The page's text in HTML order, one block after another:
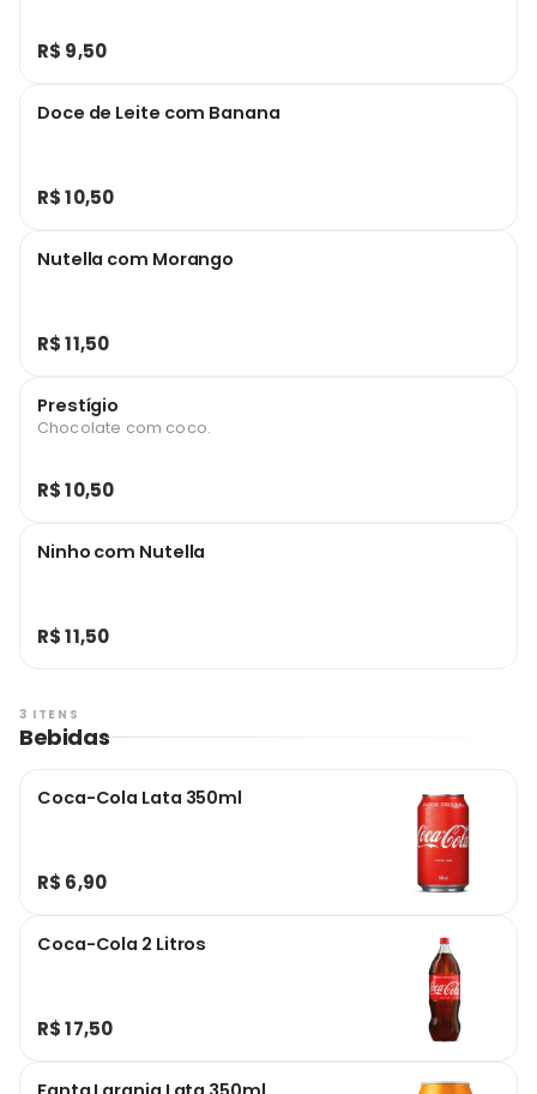
R$ 9,50
Doce de Leite com Banana
R$ 10,50
Nutella com Morango
R$ 11,50
Prestígio
Chocolate com coco.
R$ 10,50
Ninho com Nutella
R$ 11,50
3 ITENS
Bebidas
Coca-Cola Lata 350ml
R$ 6,90
Coca-Cola 2 Litros
R$ 17,50